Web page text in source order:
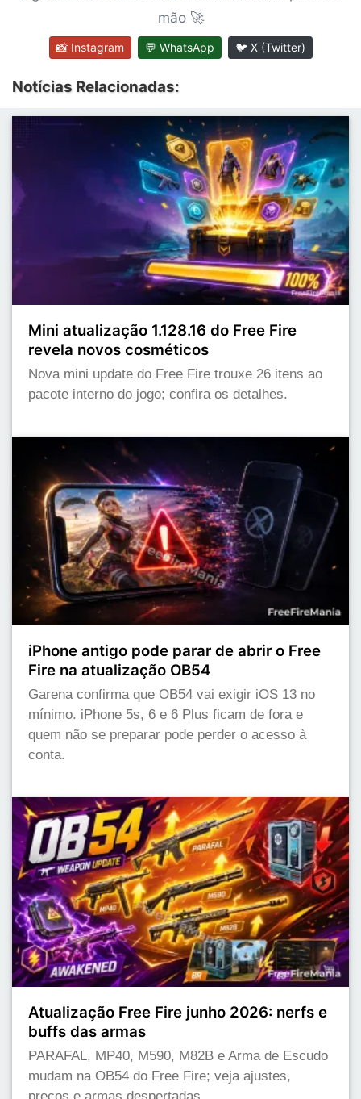
mão 🚀
📸 Instagram 💬 WhatsApp 🐦 X (Twitter)
Notícias Relacionadas:
Mini atualização 1.128.16 do Free Fire
revela novos cosméticos
Nova mini update do Free Fire trouxe 26 itens ao
pacote interno do jogo; confira os detalhes.
iPhone antigo pode parar de abrir o Free
Fire na atualização OB54
Garena confirma que OB54 vai exigir iOS 13 no
mínimo. iPhone 5s, 6 e 6 Plus ficam de fora e
quem não se preparar pode perder o acesso à
conta.
Atualização Free Fire junho 2026: nerfs e
buffs das armas
PARAFAL, MP40, M590, M82B e Arma de Escudo
mudam na OB54 do Free Fire; veja ajustes,
preços e armas despertadas.